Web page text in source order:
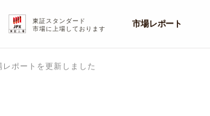
東証スタンダード
市場に上場しております
市場レポート
レポートを更新しました